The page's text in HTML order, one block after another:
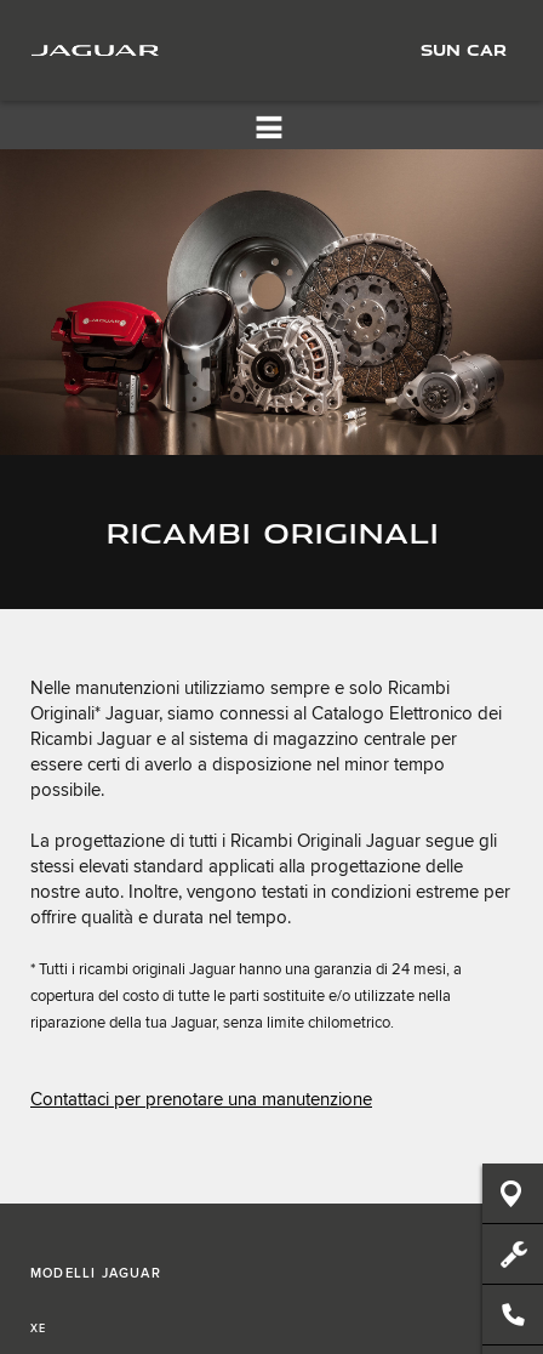
SUN CAR
RICAMBI ORIGINALI
Nelle manutenzioni utilizziamo sempre e solo Ricambi
Originali* Jaguar, siamo connessi al Catalogo Elettronico dei
Ricambi Jaguar e al sistema di magazzino centrale per
essere certi di averlo a disposizione nel minor tempo
possibile.
La progettazione di tutti i Ricambi Originali Jaguar segue gli
stessi elevati standard applicati alla progettazione delle
nostre auto. Inoltre, vengono testati in condizioni estreme per
offrire qualità e durata nel tempo.
* Tutti i ricambi originali Jaguar hanno una garanzia di 24 mesi, a
copertura del costo di tutte le parti sostituite e/o utilizzate nella
riparazione della tua Jaguar, senza limite chilometrico.
Contattaci per prenotare una manutenzione
MODELLI JAGUAR
XE